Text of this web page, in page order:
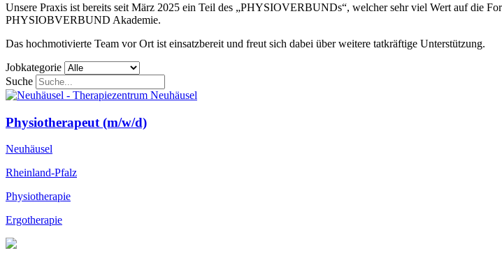
Unsere Praxis ist bereits seit März 2025 ein Teil des „PHYSIOVERBUNDs“, welcher sehr viel Wert auf die
PHYSIOBVERBUND Akademie.
Das hochmotivierte Team vor Ort ist einsatzbereit und freut sich dabei über weitere tatkräftige Unterstützung.
Jobkategorie
Suche
Physiotherapeut (m/w/d)
Neuhäusel
Rheinland-Pfalz
Physiotherapie
Ergotherapie